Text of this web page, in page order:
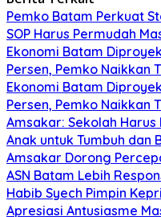
Pemko Batam Perkuat
SOP Harus Permudah
Ekonomi Batam
Persen, Pemko Naikkan
Ekonomi Batam
Persen, Pemko Naikkan
Amsakar: Sekolah
Anak untuk Tumbuh dan
Amsakar Dorong
ASN Batam Lebih
Habib Syech Pimpin
Apresiasi Antusiasme